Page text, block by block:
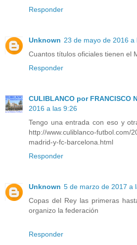
Responder
Unknown 23 de mayo de 2016 a
Cuantos títulos oficiales tienen el
Responder
CULIBLANCO por FRANCISCO
2016 a las 9:26
Tengo una entrada con eso y
http://www.culiblanco-futbol.com/
madrid-y-fc-barcelona.html
Responder
Unknown 5 de marzo de 2017 a
Copas del Rey las primeras
organizo la federación
Responder